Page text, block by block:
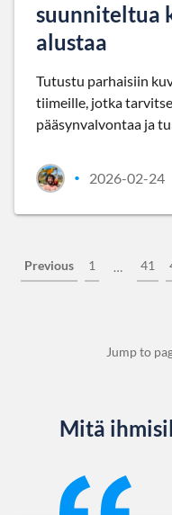
suunniteltua
alustaa
Tutustu parhaisiin
tiimeille, jotka
pääsynvalvontaa ja
• 2026-02-24
Previous 1 … 41
Jump to
Mitä